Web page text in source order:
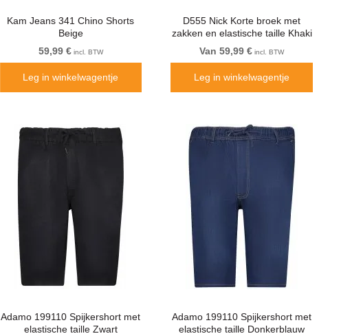
Kam Jeans 341 Chino Shorts
Beige
59,99 €incl. BTW
Leg in winkelwagentje
D555 Nick Korte broek met
zakken en elastische taille Khaki
Van 59,99 € incl. BTW
Leg in winkelwagentje
Adamo 199110 Spijkershort met
elastische taille Zwart
Adamo 199110 Spijkershort met
elastische taille Donkerblauw